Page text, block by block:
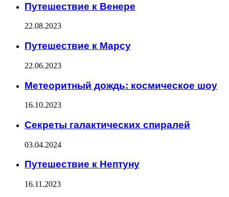
Путешествие к Венере
22.08.2023
Путешествие к Марсу
22.06.2023
Метеоритный дождь: космическое шоу
16.10.2023
Секреты галактических спиралей
03.04.2024
Путешествие к Нептуну
16.11.2023